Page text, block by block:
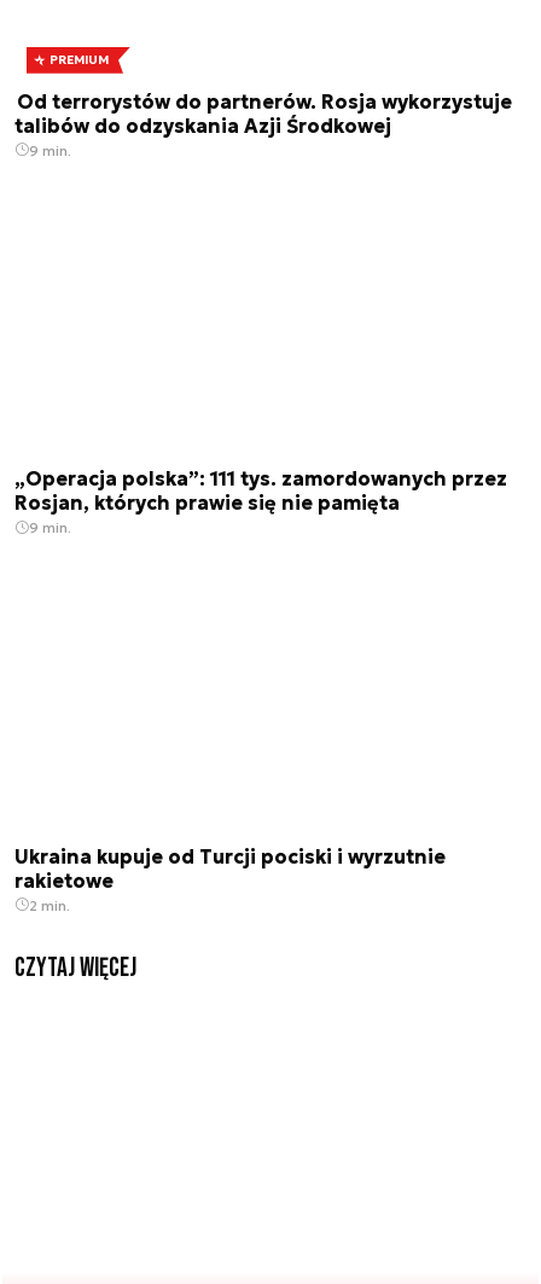
PREMIUM
Od terrorystów do partnerów. Rosja wykorzystuje
talibów do odzyskania Azji Środkowej
9 min.
„Operacja polska”: 111 tys. zamordowanych przez
Rosjan, których prawie się nie pamięta
9 min.
Ukraina kupuje od Turcji pociski i wyrzutnie
rakietowe
2 min.
czytaj więcej